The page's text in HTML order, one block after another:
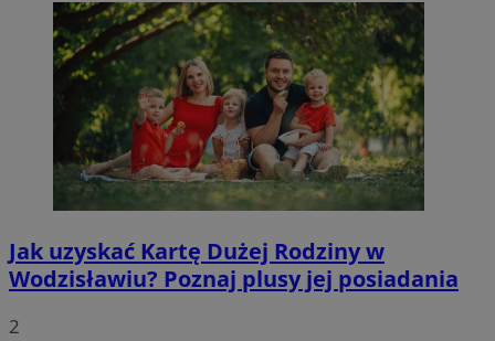
Jak uzyskać Kartę Dużej Rodziny w
Wodzisławiu? Poznaj plusy jej posiadania
2